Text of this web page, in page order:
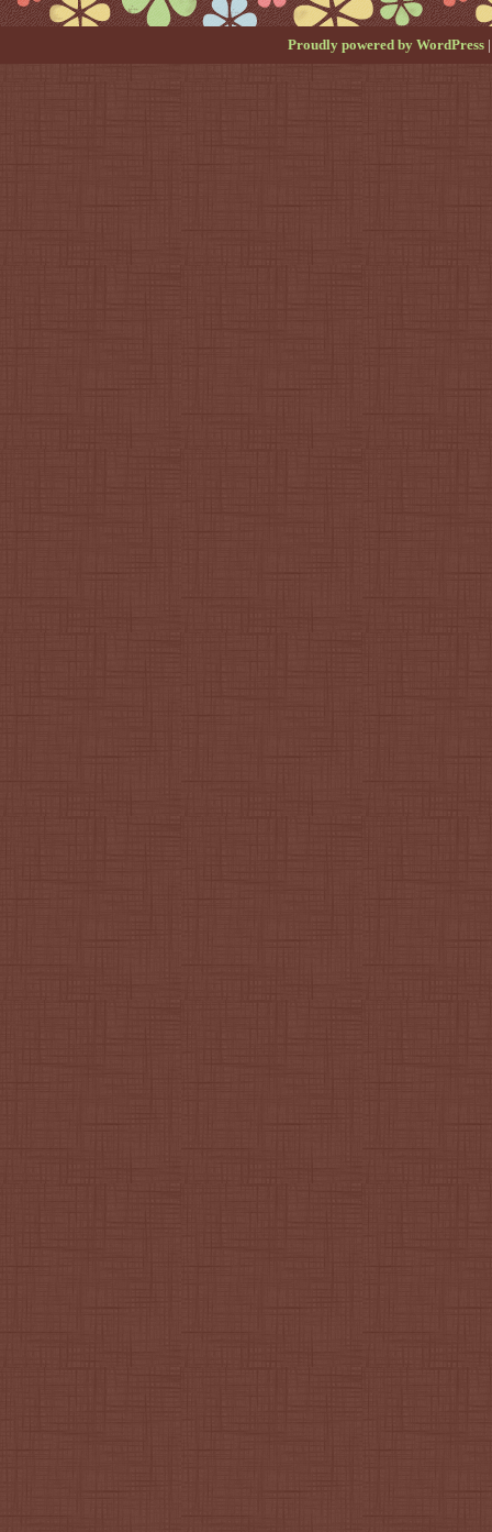
Proudly powered by WordPress